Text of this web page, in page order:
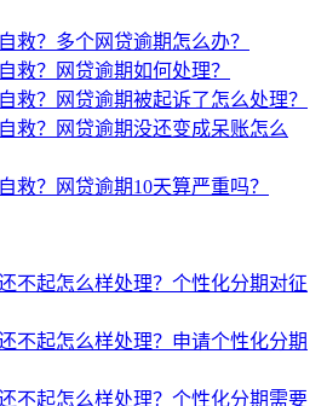
救？多个网贷逾期怎么办？
救？网贷逾期如何处理？
救？网贷逾期被起诉了怎么处理？
救？网贷逾期没还变成呆账怎么
救？网贷逾期10天算严重吗？
不起怎么样处理？个性化分期对征
不起怎么样处理？申请个性化分期
不起怎么样处理？个性化分期需要